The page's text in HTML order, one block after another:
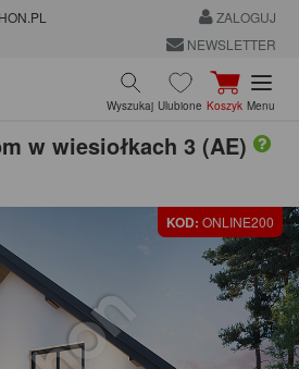
ZALOGUJ
NEWSLETTER
Wyszukaj Ulubione Koszyk Menu
w wiesiołkach 3 (AE)
KOD: ONLINE200